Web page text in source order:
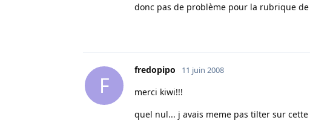
donc pas de problème pour la rubrique
F
fredopipo 11 juin 2008
merci kiwi!!!
quel nul... j avais meme pas tilter sur cette